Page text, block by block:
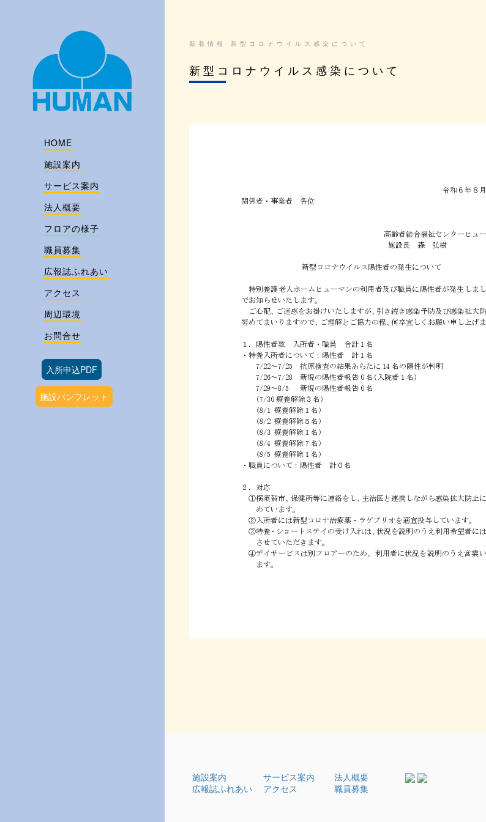
HOME
施設案内
サービス案内
法人概要
フロアの様子
職員募集
広報誌ふれあい
アクセス
周辺環境
お問合せ
入所申込PDF
施設パンフレット
新着情報 新型コロナウイルス感染について
新型コロナウイルス感染について
施設案内
広報誌ふれあい
サービス案内
アクセス
法人概要
職員募集